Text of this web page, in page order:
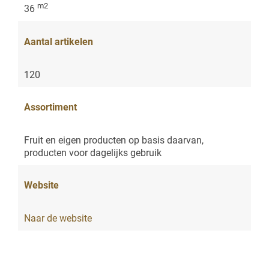
36 m2
Aantal artikelen
120
Assortiment
Fruit en eigen producten op basis daarvan,
producten voor dagelijks gebruik
Website
Naar de website